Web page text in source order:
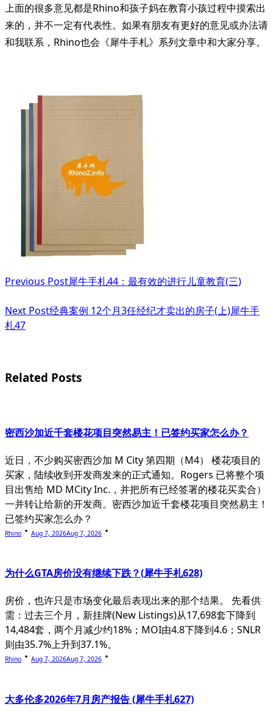
上面的很多意见都是Rhino和孩子妈在教育小孩过程中摸索出
来的，并不一定有代表性。如果有朋友有更好的意见或办法请
和我联系，Rhino也会《犀牛手札》系列文章中和大家分享。
<span
class="nav-
Previous Post犀牛手札44：最有效的进行儿童教育(三)
Next Post经典案例 12个月3任经纪才卖出的房子(上)犀牛手
札47
Related Posts
密西沙加近千套楼花项目突然易主！已签约买家怎么办？
近日，不少购买密西沙加 M City 第四期（M4） 楼花项目的
买家，陆续收到开发商发来的正式通知。Rogers 已将整个项
目出售给 MD MCity Inc.，并把所有已经签署的楼花买卖合）
一并转让给新的开发商。密西沙加近千套楼花项目突然易主！
已签约买家怎么办？
Rhino Aug 7, 2026Aug 7, 2026
为什么GTA房价没有继续下跌？(犀牛手札628)
房价，也许只是市场变化最后表现出来的那个结果。 先看供
需：过去三个月，新挂牌(New Listings)从17,698套下降到
14,484套，两个月减少约18%；MOI由4.8下降到4.6；SNLR
则由35.7%上升到37.1%。
Rhino Aug 7, 2026Aug 7, 2026
大多伦多2026年7月房产报告 (犀牛手札627)